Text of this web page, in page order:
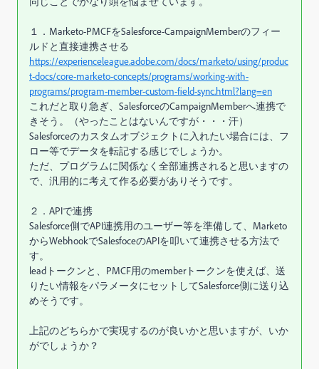
１．Marketo-PMCFをSalesforce-CampaignMemberのフィー
ルドと直接連携させる
https://experienceleague.adobe.com/docs/marketo/using/produc
t-docs/core-marketo-concepts/programs/working-with-
programs/program-member-custom-field-sync.html?lang=en
これだと取り急ぎ、SalesforceのCampaignMemberへ連携で
きそう。（やったことはないんですが・・・汗）
Salesforceのカスタムオブジェクトに入れたい場合には、フ
ロー等でデータを転記する感じでしょうか。
ただ、プログラムに関係なく全部連携されると思いますの
で、汎用的に考えて作る必要がありそうです。
２．APIで連携
Salesforce側でAPI連携用のユーザー等を準備して、Marketo
からWebhookでSalesfoceのAPIを叩いて連携させる方法で
す。
leadトークンと、PMCF用のmemberトークンを使えば、送
りたい情報をパラメータにセットしてSalesforce側に送り込
めそうです。
上記のどちらかで実現するのが良いかと思いますが、いか
がでしょうか？